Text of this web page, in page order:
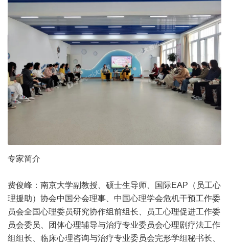
专家简介
费俊峰：南京大学副教授、硕士生导师、国际EAP（员工心
理援助）协会中国分会理事、中国心理学会危机干预工作委
员会全国心理委员研究协作组前组长、员工心理促进工作委
员会委员、团体心理辅导与治疗专业委员会心理剧疗法工作
组组长、临床心理咨询与治疗专业委员会完形学组秘书长、